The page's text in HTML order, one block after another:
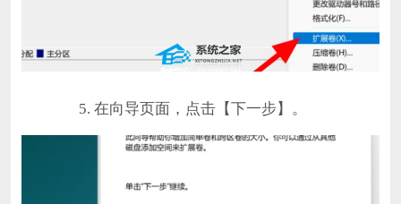
5. 在向导页面，点击【下一步】。